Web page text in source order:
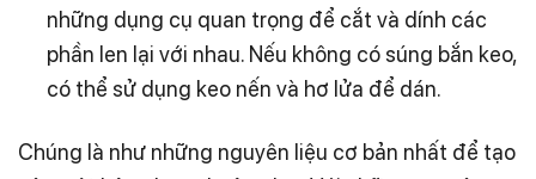
những dụng cụ quan trọng để cắt và dính các
phần len lại với nhau. Nếu không có súng bắn keo,
có thể sử dụng keo nến và hơ lửa để dán.
Chúng là như những nguyên liệu cơ bản nhất để tạo